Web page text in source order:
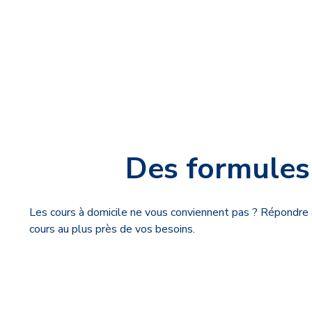
Des
Les cours à domicile ne vous conviennent pas ?
cours au plus près de vos besoins.